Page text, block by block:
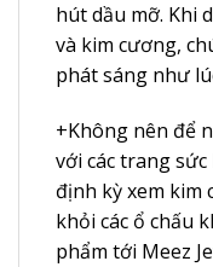
hút dầu mỡ. Khi
và kim cương,
phát sáng như
+Không nên để
với các trang
định kỳ xem kim
khỏi các ổ chấu
phẩm tới Meez